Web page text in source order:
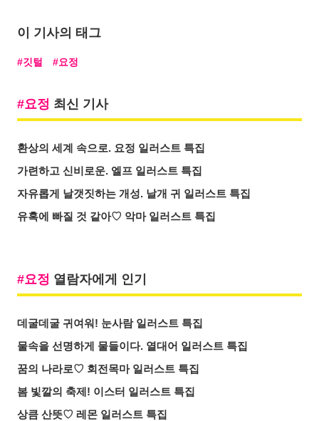
이 기사의 태그
깃털 요정
요정 최신 기사
환상의 세계 속으로. 요정 일러스트 특집
가련하고 신비로운. 엘프 일러스트 특집
자유롭게 날갯짓하는 개성. 날개 귀 일러스트 특집
유혹에 빠질 것 같아♡ 악마 일러스트 특집
요정 열람자에게 인기
데굴데굴 귀여워! 눈사람 일러스트 특집
물속을 선명하게 물들이다. 열대어 일러스트 특집
꿈의 나라로♡ 회전목마 일러스트 특집
봄 빛깔의 축제! 이스터 일러스트 특집
상큼 산뜻♡ 레몬 일러스트 특집